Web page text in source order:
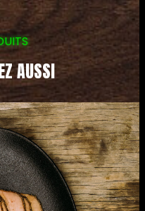
AUSSI